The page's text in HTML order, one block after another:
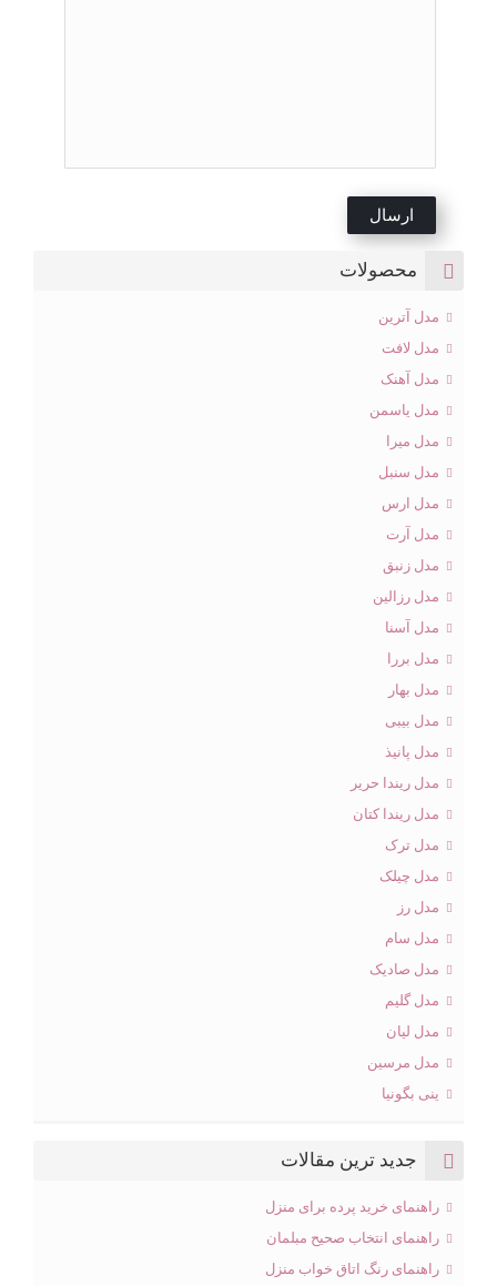
محصولات
مدل آترین
مدل لافت
مدل آهنک
مدل یاسمن
مدل میرا
مدل سنبل
مدل ارس
مدل آرت
مدل زنبق
مدل رزالین
مدل آسنا
مدل بررا
مدل بهار
مدل بیبی
مدل پانیذ
مدل ریندا حریر
مدل ریندا کتان
مدل ترک
مدل چیلک
مدل رز
مدل سام
مدل صادیک
مدل گلیم
مدل لیان
مدل مرسین
ینی بگونیا
جدید ترین مقالات
راهنمای خرید پرده برای منزل
راهنمای انتخاب صحیح مبلمان
راهنمای رنگ اتاق خواب منزل